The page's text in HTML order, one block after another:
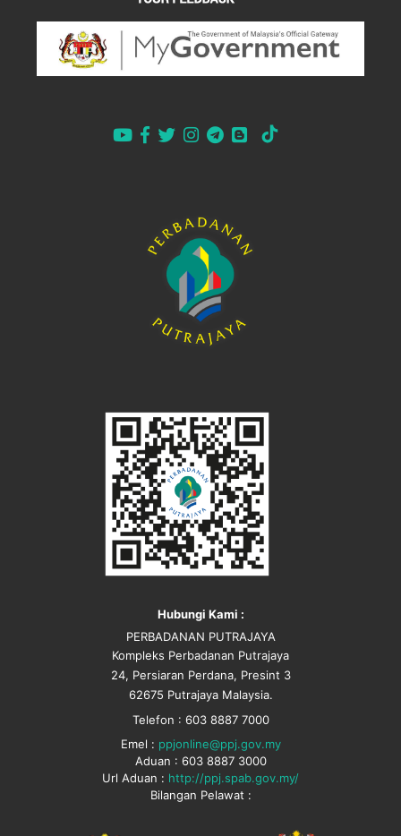
Hubungi Kami :
PERBADANAN PUTRAJAYA
Kompleks Perbadanan Putrajaya
24, Persiaran Perdana, Presint 3
62675 Putrajaya Malaysia.
Telefon : 603 8887 7000
Emel : ppjonline@ppj.gov.my
Aduan : 603 8887 3000
Url Aduan : http://ppj.spab.gov.my/
Bilangan Pelawat :